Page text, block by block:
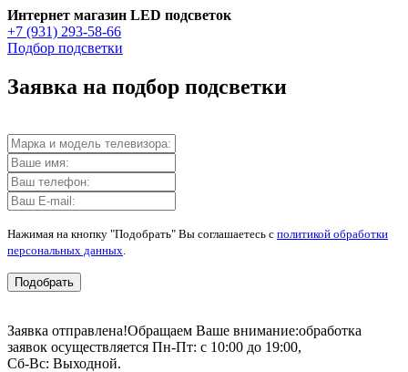
Интернет магазин LED подсветок
+7 (931) 293-58-66
Подбор подсветки
Заявка на подбор подсветки
Нажимая на кнопку "Подобрать" Вы соглашаетесь с политикой обработки
персональных данных
Подобрать
Заявка отправлена!Обращаем Ваше внимание:обработка
заявок осуществляется Пн-Пт: с 10:00 до 19:00,
Сб-Вс: Выходной.